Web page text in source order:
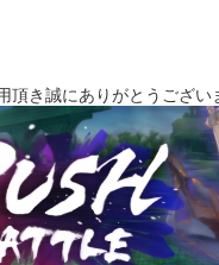
き誠にありがとうござい